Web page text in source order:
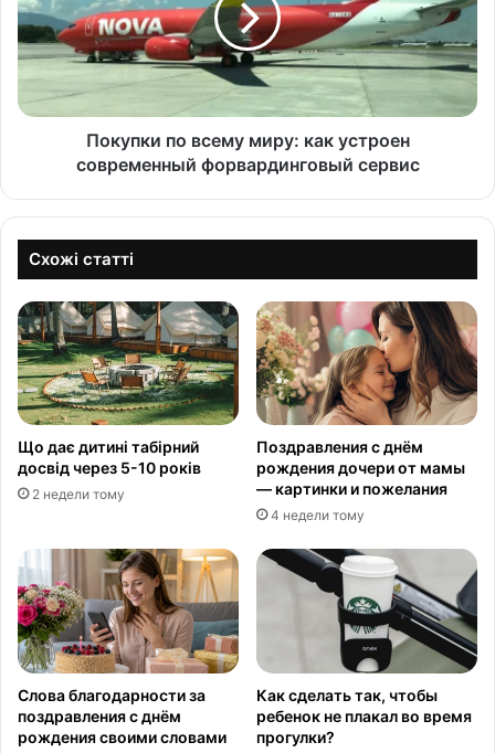
Покупки по всему миру: как устроен
современный форвардинговый сервис
Схожі статті
Що дає дитині табірний
досвід через 5-10 років
2 недели тому
Поздравления с днём
рождения дочери от мамы
— картинки и пожелания
4 недели тому
Слова благодарности за
поздравления с днём
рождения своими словами
Как сделать так, чтобы
ребенок не плакал во время
прогулки?